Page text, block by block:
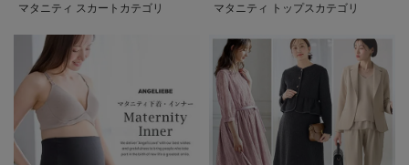
マタニティ スカートカテゴリ マタニティ トップスカテゴリ